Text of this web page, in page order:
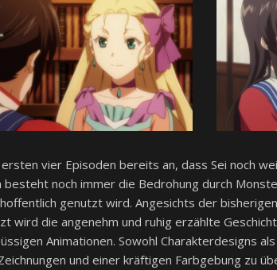
vier Episoden bereits an, dass Sei noch
besteht noch immer die Bedrohung durch
genutzt wird. Angesichts der
wird die angenehm und ruhig erzählte
Animationen. Sowohl Charakterdesigns
und einer kräftigen Farbgebung zu